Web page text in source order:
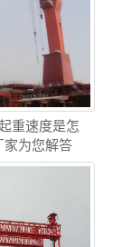
重速度是怎
家为您解答